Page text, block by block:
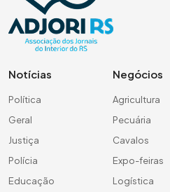
Notícias
Política
Geral
Justiça
Polícia
Educação
Negócios
Agricultura
Pecuária
Cavalos
Expo-feiras
Logística